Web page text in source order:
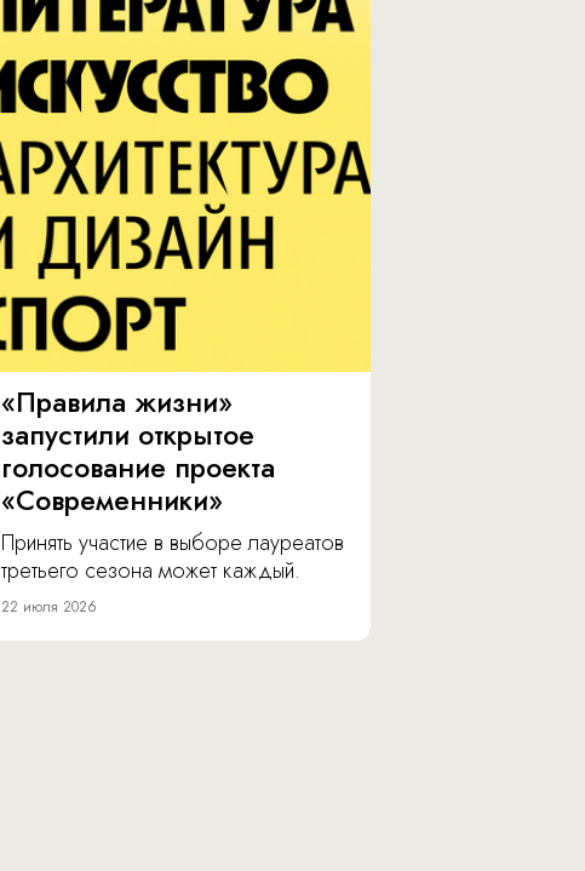
«Правила жизни»
запустили открытое
голосование проекта
«Современники»
Принять участие в выборе лауреатов
третьего сезона может каждый.
22 июля 2026